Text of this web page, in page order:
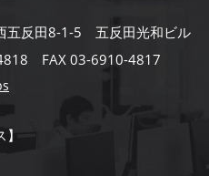
五反田8-1-5 五反田光和ビル
FAX 03-6910-4817